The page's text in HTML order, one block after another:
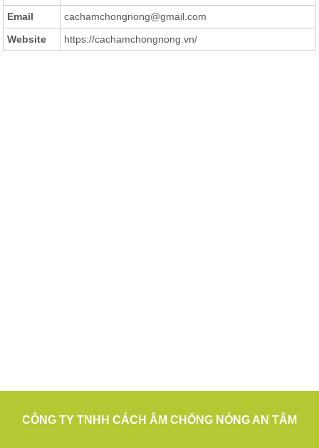
Email
cachamchongnong@gmail.com
Website
https://cachamchongnong.vn/
CÔNG TY TNHH CÁCH ÂM CHỐNG NÓNG AN TÂM